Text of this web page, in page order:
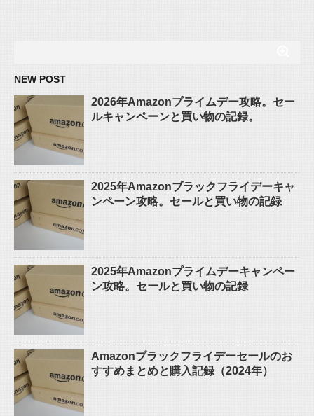
NEW POST
2026年Amazonプライムデー攻略。セー
ルキャンペーンと買い物の記録。
2025年Amazonブラックフライデーキャ
ンペーン攻略。セールと買い物の記録
2025年Amazonプライムデーキャンペー
ン攻略。セールと買い物の記録
Amazonブラックフライデーセールのお
すすめまとめと購入記録（2024年）